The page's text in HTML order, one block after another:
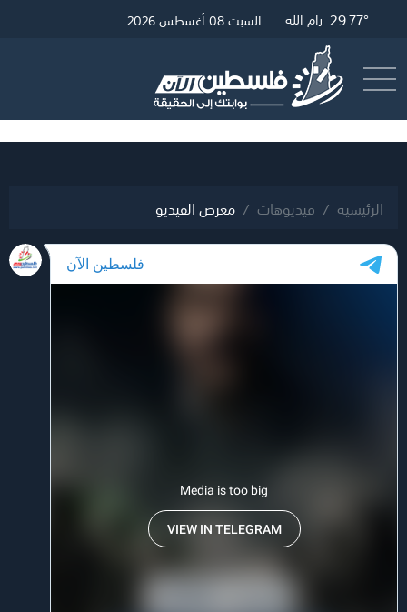
32.33° غزة 30.01° القدس 29.77° رام الله السبت 08 أغسطس 2026
الرئيسية فيديوهات معرض الفيديو